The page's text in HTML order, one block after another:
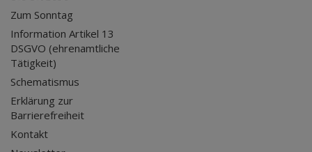
Zum Sonntag
Information Artikel 13
DSGVO (ehrenamtliche
Tätigkeit)
Schematismus
Erklärung zur
Barrierefreiheit
Kontakt